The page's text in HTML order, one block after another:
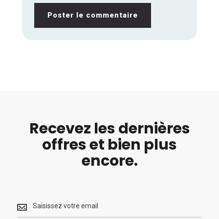
Poster le commentaire
Recevez les dernières
offres et bien plus
encore.
les
dernières